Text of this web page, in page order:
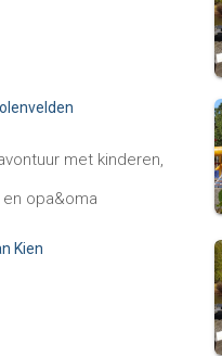
met kinderen,
opa&oma
Kien